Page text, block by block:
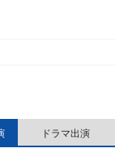
ドラマ出演